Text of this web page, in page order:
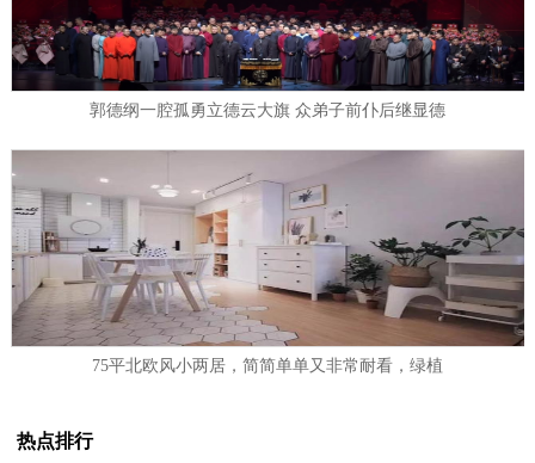
郭德纲一腔孤勇立德云大旗 众弟子前仆后继显德
75平北欧风小两居，简简单单又非常耐看，绿植
热点排行